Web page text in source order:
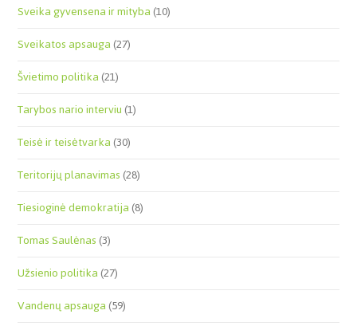
Sveika gyvensena ir mityba(10)
Sveikatos apsauga(27)
Švietimo politika(21)
Tarybos nario interviu(1)
Teisė ir teisėtvarka(30)
Teritorijų planavimas(28)
Tiesioginė demokratija(8)
Tomas Saulėnas(3)
Užsienio politika(27)
Vandenų apsauga(59)